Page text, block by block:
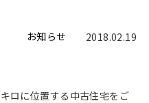
お知らせ 2018.02.19
ロに位置する中古住宅をご